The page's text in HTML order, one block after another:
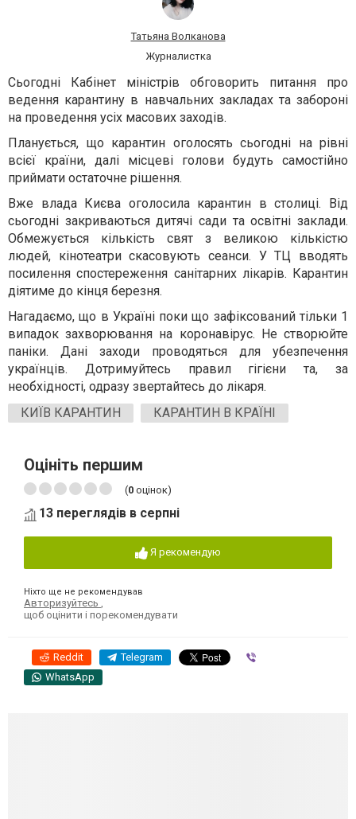
Татьяна Волканова
Журналистка
Сьогодні Кабінет міністрів обговорить питання про
ведення карантину в навчальних закладах та забороні
на проведення усіх масових заходів.
Планується, що карантин оголосять сьогодні на рівні
всієї країни, далі місцеві голови будуть самостійно
приймати остаточне рішення.
Вже влада Києва оголосила карантин в столиці. Від
сьогодні закриваються дитячі сади та освітні заклади.
Обмежується кількість свят з великою кількістю
людей, кінотеатри скасовують сеанси. У ТЦ вводять
посилення спостереження санітарних лікарів. Карантин
діятиме до кінця березня.
Нагадаємо, що в Україні поки що зафіксований тільки 1
випадок захворювання на коронавірус. Не створюйте
паніки. Дані заходи проводяться для убезпечення
українців. Дотримуйтесь правил гігієни та, за
необхідності, одразу звертайтесь до лікаря.
КИЇВ КАРАНТИН
КАРАНТИН В КРАЇНІ
Оцініть першим
(0 оцінок)
13 переглядів в серпні
Я рекомендую
Ніхто ще не рекомендував
Авторизуйтесь
щоб оцінити і порекомендувати
Reddit Telegram
WhatsApp